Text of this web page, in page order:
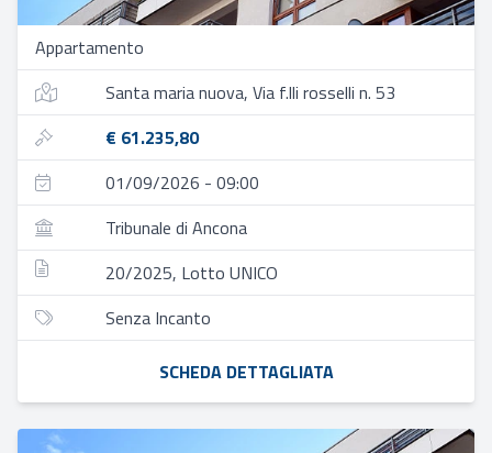
Appartamento
Santa maria nuova, Via f.lli rosselli n. 53
€ 61.235,80
01/09/2026 - 09:00
Tribunale di Ancona
20/2025, Lotto UNICO
Senza Incanto
SCHEDA DETTAGLIATA